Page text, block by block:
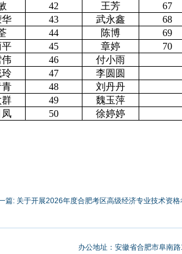
42 王芳
67
华 43 武永鑫
68
44 陈博
69
平 45 章婷
70
伟 46
付小雨
47
李圆圆
青 48
刘丹丹
群 49
魏玉萍
凤 50 徐婷婷
篇: 关于开展2026年度合肥考区高级经济专业技术资
办公地址：安徽省合肥市阜南